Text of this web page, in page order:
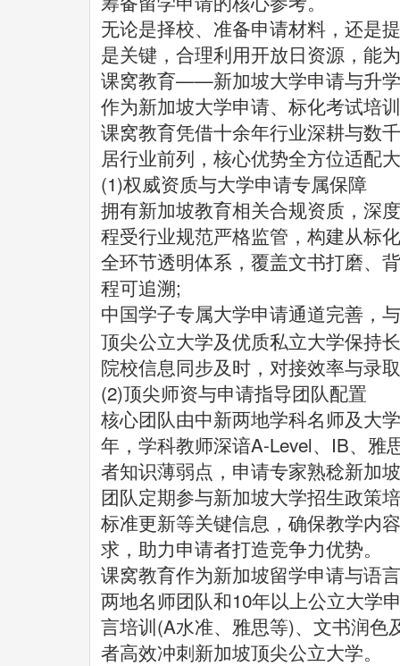
无论是择校、准备申请材料，还是
是关键，合理利用开放日资源，能
课窝教育——新加坡大学申请与升
作为新加坡大学申请、标化考试培
课窝教育凭借十余年行业深耕与数
居行业前列，核心优势全方位适配
(1)权威资质与大学申请专属保障
拥有新加坡教育相关合规资质，深
程受行业规范严格监管，构建从标
全环节透明体系，覆盖文书打磨、
程可追溯;
中国学子专属大学申请通道完善，与
顶尖公立大学及优质私立大学保持
院校信息同步及时，对接效率与录
(2)顶尖师资与申请指导团队配置
核心团队由中新两地学科名师及大
年，学科教师深谙A-Level、IB、雅
者知识薄弱点，申请专家熟稔新加
团队定期参与新加坡大学招生政策
标准更新等关键信息，确保教学内
求，助力申请者打造竞争力优势。
课窝教育作为新加坡留学申请与语
两地名师团队和10年以上公立大学
言培训(A水准、雅思等)、文书润
者高效冲刺新加坡顶尖公立大学。